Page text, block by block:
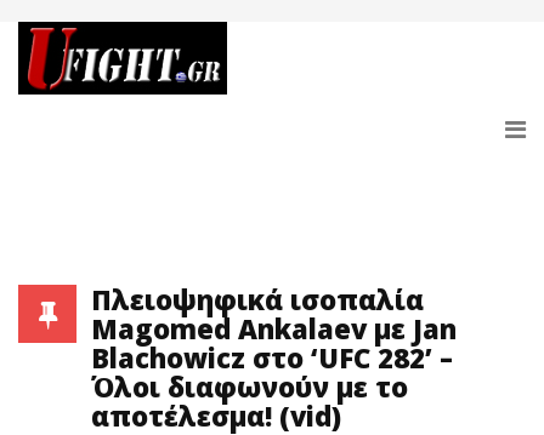
Πλειοψηφικά ισοπαλία
Magomed Ankalaev με Jan
Blachowicz στο ‘UFC 282’ –
Όλοι διαφωνούν με το
αποτέλεσμα! (vid)